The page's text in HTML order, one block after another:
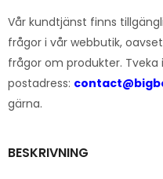
Vår kundtjänst finns
frågor i vår webbutik,
frågor om produkter.
postadress:
gärna.
BESKRIVNING